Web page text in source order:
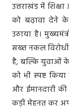
उत्तराखंड में
को बढ़ावा देने
उठाया है।
सख्त नकल
है, बल्कि युवाओं के
को भी स्पष्ट
और ईमानदारी
कड़ी मेहनत कर